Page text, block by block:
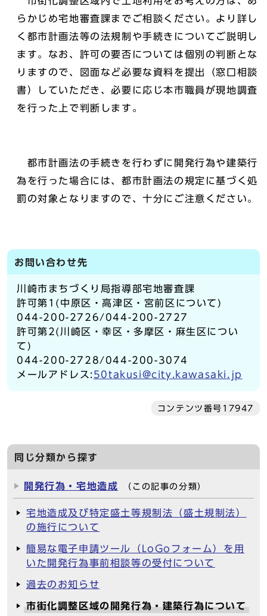
らかじめ宅地審査課までご相談ください。より詳し
く都市計画法等の法規制や手続きについてご説明し
ます。なお、許可の要否については個別の判断とな
りますので、図面など必要な資料を提出（窓口相談
書）していただき、必要に応じ本市職員が現地調査
を行った上で判断します。
都市計画法の手続きを行わずに開発行為や建築行
為を行った場合には、都市計画法の規定に基づく処
罰の対象となりますので、十分にご注意ください。
お問い合わせ先
川崎市まちづくり局指導部宅地審査課
許可第1(中原区・高津区・宮前区について)
044-200-2726/044-200-2727
許可第2(川崎区・幸区・多摩区・麻生区につい
て)
044-200-2728/044-200-3074
メールアドレス:50takusi@city.kawasaki.jp
コンテンツ番号17947
同じ分類から探す
開発行為・宅地造成 （この記事の分類）
宅地造成及び特定盛土等規制法（盛土規制法）
の施行について
簡易な電子申請ツール（LoGoフォーム）を用
いた開発行為事前相談等の受付について
過去のお知らせ
市街化調整区域の開発行為・建築行為について